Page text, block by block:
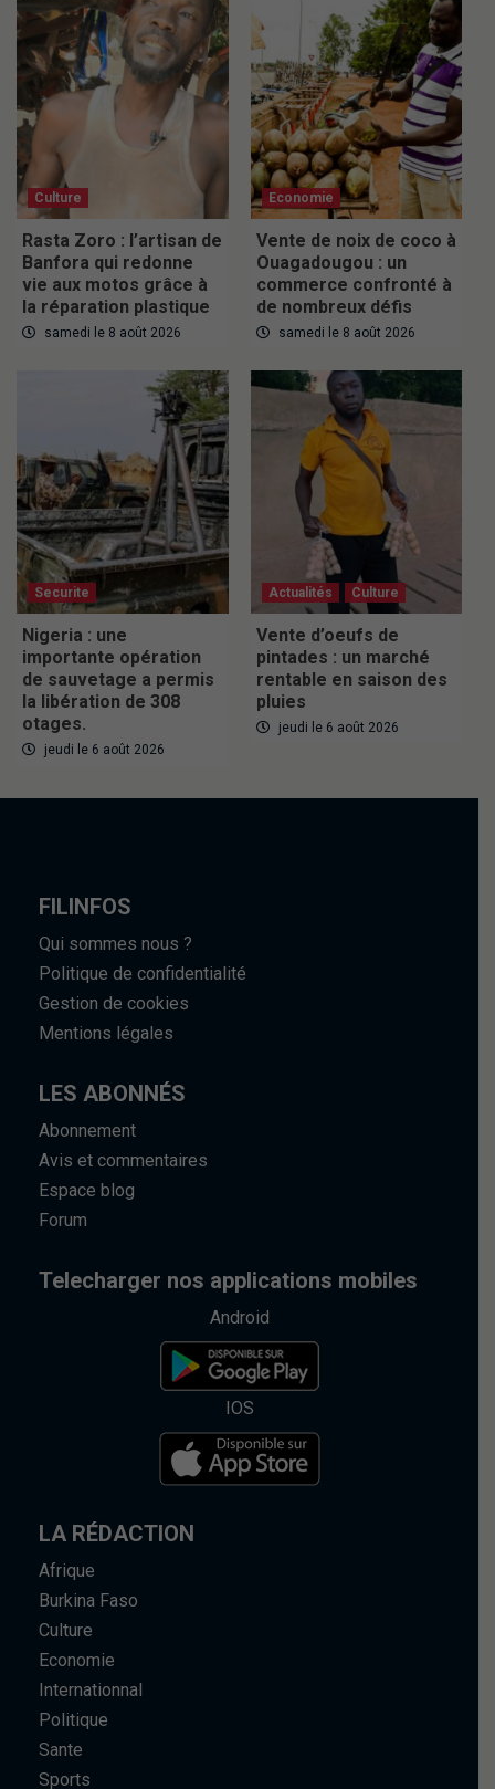
Culture
Rasta Zoro : l’artisan de
Banfora qui redonne
vie aux motos grâce à
la réparation plastique
samedi le 8 août 2026
Economie
Vente de noix de coco à
Ouagadougou : un
commerce confronté à
de nombreux défis
samedi le 8 août 2026
Securite
Nigeria : une
importante opération
de sauvetage a permis
la libération de 308
otages.
jeudi le 6 août 2026
Actualités Culture
Vente d’oeufs de
pintades : un marché
rentable en saison des
pluies
jeudi le 6 août 2026
FILINFOS
Qui sommes nous ?
Politique de confidentialité
Gestion de cookies
Mentions légales
LES ABONNÉS
Abonnement
Avis et commentaires
Espace blog
Forum
Telecharger nos applications mobiles
Android
IOS
LA RÉDACTION
Afrique
Burkina Faso
Culture
Economie
Internationnal
Politique
Sante
Sports